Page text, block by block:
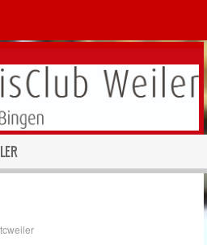
tcweiler